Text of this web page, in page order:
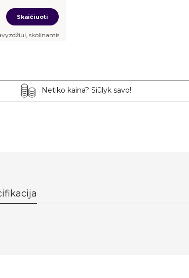
Skaičiuoti
513,00€, kai sutartis sudaroma
Netiko kaina? Siūlyk savo!